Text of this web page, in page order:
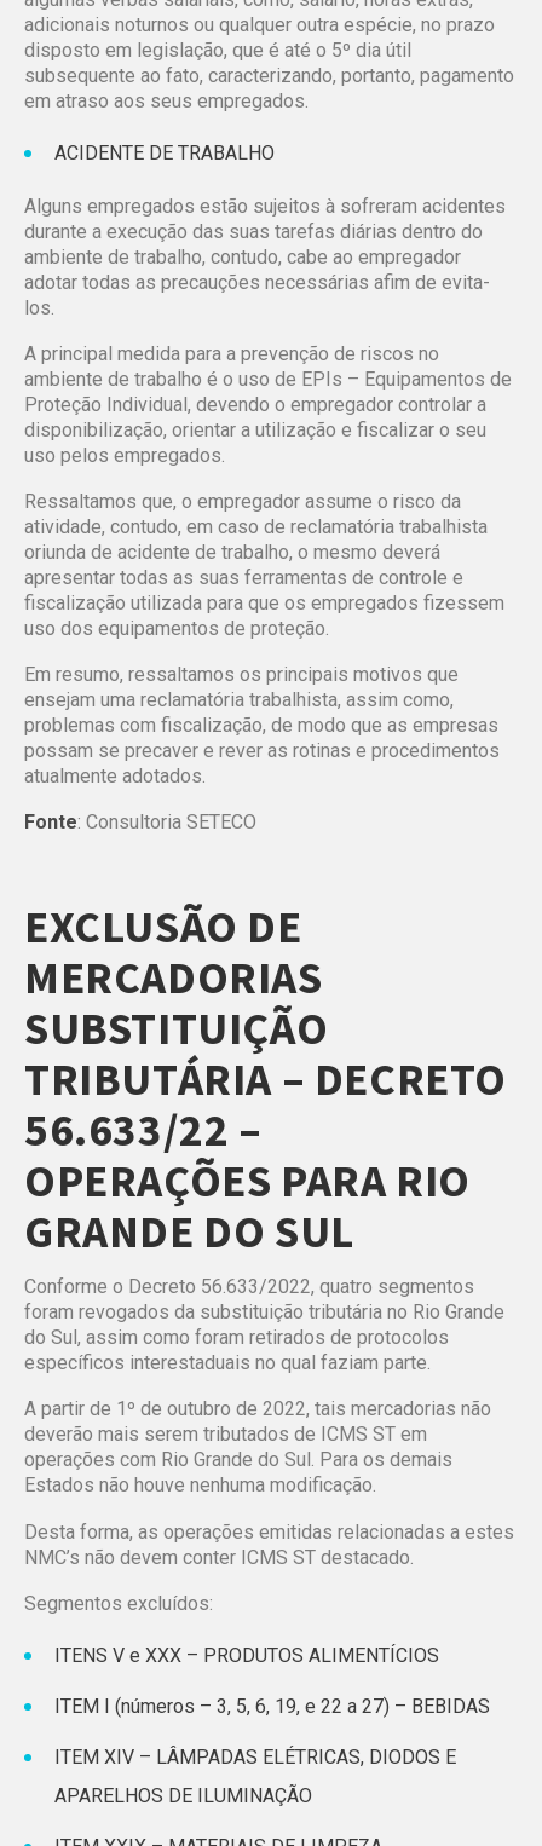
adicionais noturnos ou qualquer outra espécie, no prazo
disposto em legislação, que é até o 5º dia útil
subsequente ao fato, caracterizando, portanto, pagamento
em atraso aos seus empregados.
ACIDENTE DE TRABALHO
Alguns empregados estão sujeitos à sofreram acidentes
durante a execução das suas tarefas diárias dentro do
ambiente de trabalho, contudo, cabe ao empregador
adotar todas as precauções necessárias afim de evita-
los.
A principal medida para a prevenção de riscos no
ambiente de trabalho é o uso de EPIs – Equipamentos de
Proteção Individual, devendo o empregador controlar a
disponibilização, orientar a utilização e fiscalizar o seu
uso pelos empregados.
Ressaltamos que, o empregador assume o risco da
atividade, contudo, em caso de reclamatória trabalhista
oriunda de acidente de trabalho, o mesmo deverá
apresentar todas as suas ferramentas de controle e
fiscalização utilizada para que os empregados fizessem
uso dos equipamentos de proteção.
Em resumo, ressaltamos os principais motivos que
ensejam uma reclamatória trabalhista, assim como,
problemas com fiscalização, de modo que as empresas
possam se precaver e rever as rotinas e procedimentos
atualmente adotados.
Fonte: Consultoria SETECO
EXCLUSÃO DE
MERCADORIAS
SUBSTITUIÇÃO
TRIBUTÁRIA – DECRETO
56.633/22 –
OPERAÇÕES PARA RIO
GRANDE DO SUL
Conforme o Decreto 56.633/2022, quatro segmentos
foram revogados da substituição tributária no Rio Grande
do Sul, assim como foram retirados de protocolos
específicos interestaduais no qual faziam parte.
A partir de 1º de outubro de 2022, tais mercadorias não
deverão mais serem tributados de ICMS ST em
operações com Rio Grande do Sul. Para os demais
Estados não houve nenhuma modificação.
Desta forma, as operações emitidas relacionadas a estes
NMC’s não devem conter ICMS ST destacado.
Segmentos excluídos:
ITENS V e XXX – PRODUTOS ALIMENTÍCIOS
ITEM I (números – 3, 5, 6, 19, e 22 a 27) – BEBIDAS
ITEM XIV – LÂMPADAS ELÉTRICAS, DIODOS E
APARELHOS DE ILUMINAÇÃO